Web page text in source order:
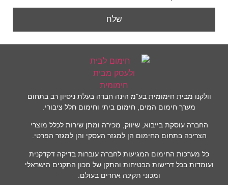
שלח
וולקנו מבית חימומית בע"מ הינה חברה בעלת ניסיון רב בתחום
מערך חימום המים, חימום ביתי וחימום חלל ציבורי.
החברה עוסקת בייבוא, שיווק, מכירה ומתן שירות לכלל מוצרי
הצריכה בתחום החימום הן למגזר העסקי והן למגזר הפרטי.
כל מערכות החימום המגיעות לחברה עוברות בדיקה דקדקנית
ועומדות בכל דרישות הבטיחות והתקן של מכון התקנים הישראלי
ומכוני תקינה אחרים בעולם.